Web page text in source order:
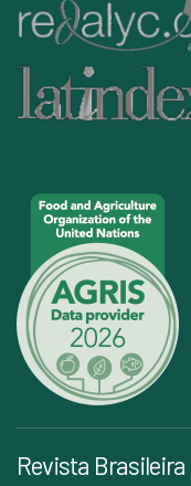
Revista